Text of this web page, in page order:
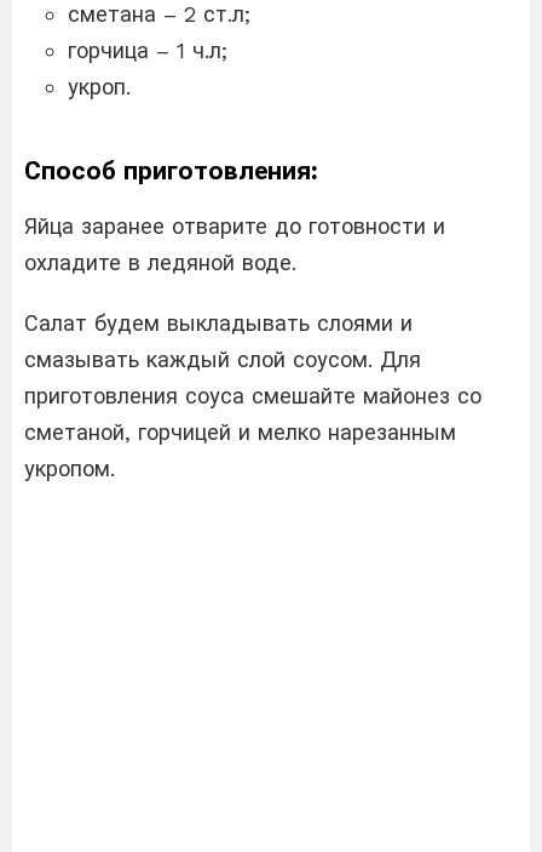
сметана – 2 ст.л;
горчица – 1 ч.л;
укроп.
Способ приготовления:
Яйца заранее отварите до готовности и
охладите в ледяной воде.
Салат будем выкладывать слоями и
смазывать каждый слой соусом. Для
приготовления соуса смешайте майонез со
сметаной, горчицей и мелко нарезанным
укропом.